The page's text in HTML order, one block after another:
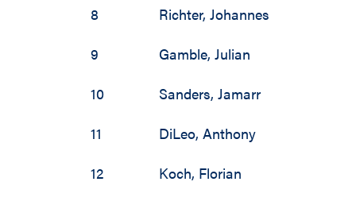
8
Richter,Johannes
9
Gamble,Julian
10
Sanders,Jamarr
11
DiLeo,Anthony
12
Koch, Florian